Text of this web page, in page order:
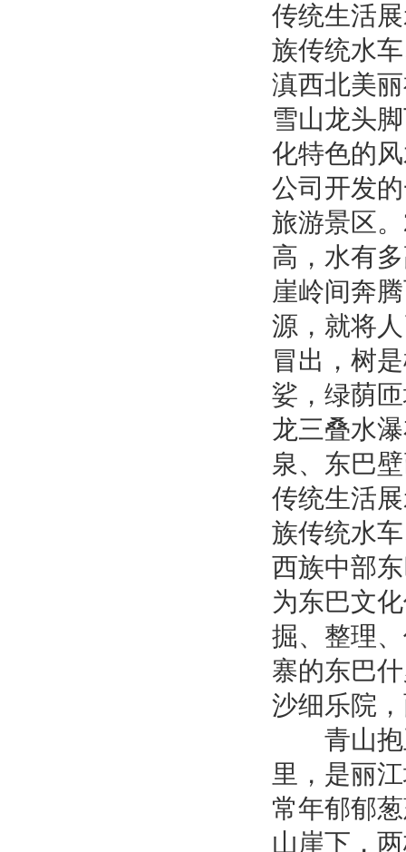
传统生活
族传统水
滇西北美
雪山龙头
化特色的
公司开发
旅游景区
高，水有
崖岭间奔
源，就将
冒出，树
娑，绿荫
龙三叠水
泉、东巴
传统生活
族传统水
西族中部
为东巴文
掘、整理
寨的东巴
沙细乐院
青山抱玉
里，是丽
常年郁郁
山崖下，